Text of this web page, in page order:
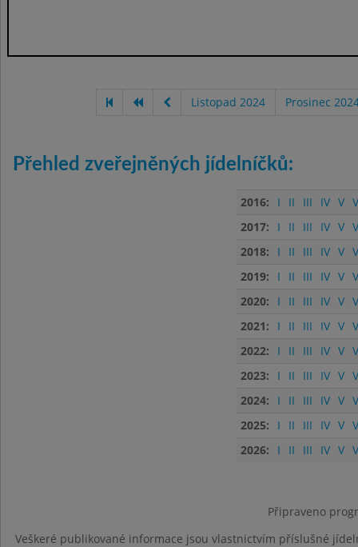
Listopad 2024 Prosinec
Přehled zveřejněných jídelníčků:
2016: I II III IV V
2017:
I II III IV V
2018:
I II III IV V
2019:
I II III IV V
2020:
I II III IV V
2021:
I II III IV V
2022:
I II III IV V
2023:
I II III IV V
2024:
I II III IV V
2025:
I II III IV V
2026:
I II III IV V
Připraveno
Veškeré publikované informace jsou vlastnictvím příslušné